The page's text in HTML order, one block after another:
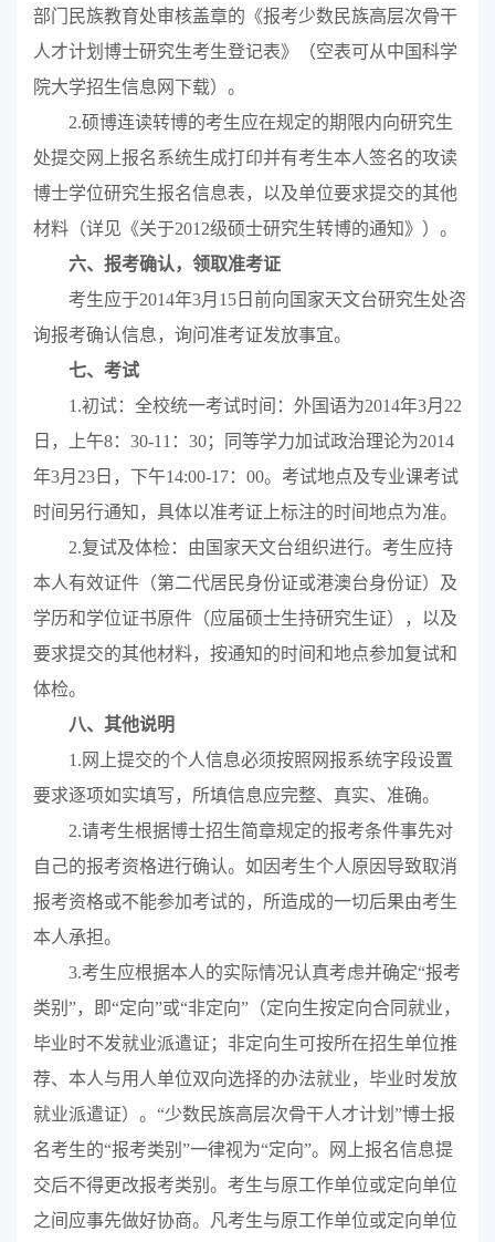
部门民族教育处审核盖章的《报考少数民族高层次骨干
人才计划博士研究生考生登记表》（空表可从中国科学
院大学招生信息网下载）。
2.硕博连读转博的考生应在规定的期限内向研究生
处提交网上报名系统生成打印并有考生本人签名的攻读
博士学位研究生报名信息表，以及单位要求提交的其他
材料（详见《关于2012级硕士研究生转博的通知》）。
六、报考确认，领取准考证
考生应于2014年3月 15日前向国家天文台研究生处咨
询报考确认信息，询问准考证发放事宜。
七、考试
1.初试：全校统一考试时间：外国语为2014年3月 22
日，上午8： 30-11 ： 30；同等学力加试政治理论为2014
年3月 23 日，下午14:00-17： 00。考试地点及专业课考试
时间另行通知，具体以准考证上标注的时间地点为准。
2.复试及体检：由 国家天文台组织进行。考生应持
本人有效证件（第二代居民身份证或港澳台身份证）及
学历和学位证书原件（应届硕士生持研究生证），以及
要求提交的其他材料，按通知的时间和地点参加复试和
体检。
八、其他说明
1. 网上提交的个人信息必须按照网报系统字段设置
要求逐项如实填写，所填信息应完整、真实、准确。
2.请考生根据博士招生简章规定的报考条件事先对
自己的报考资格进行确认。如因考生个人原因导致取消
报考资格或不能参加考试的，所造成的一切后果由考生
本人承担。
3.考生应根据本人的实际情况认真考虑并确定“报考
类别”，即“定向”或“非定向”（定向生按定向合同就业，
毕业时不发就业派遣证；非定向生可按所在招生单位推
荐、本人与用人单位双向选择的办法就业，毕业时发放
就业派遣证） 。“少数民族高层次骨干人才计划”博士报
名考生的“报考类别”一律视为“定向”。
网上报名信息提
交后不得更改报考类别。考生与原工作单位或定向单位
之间应事先做好协商。凡考生与原工作单位或定向单位